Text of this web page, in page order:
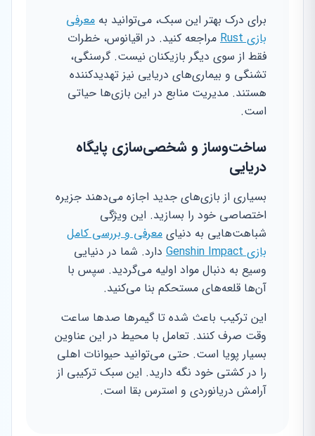
برای درک بهتر این سبک، می‌توانید به معرفی
بازی Rust
مراجعه کنید. در اقیانوس، خطرات
فقط از سوی دیگر بازیکنان نیست. گرسنگی،
تشنگی و بیماری‌های دریایی نیز تهدیدکننده
هستند. مدیریت منابع در این بازی‌ها حیاتی
است.
ساخت‌وساز و شخصی‌سازی پایگاه
دریایی
بسیاری از بازی‌های جدید اجازه می‌دهند جزیره
اختصاصی خود را بسازید. این ویژگی
شباهت‌هایی به دنیای معرفی و بررسی کامل
بازی Genshin Impact
دارد. شما در دنیایی
وسیع به دنبال مواد اولیه می‌گردید. سپس با
آن‌ها قلعه‌های مستحکم بنا می‌کنید.
این ترکیب باعث شده تا گیمرها صدها ساعت
وقت صرف کنند. تعامل با محیط در این عناوین
بسیار پویا است. حتی می‌توانید حیوانات اهلی
را در کشتی خود نگه دارید. این سبک ترکیبی از
آرامش دریانوردی و استرس بقا است.